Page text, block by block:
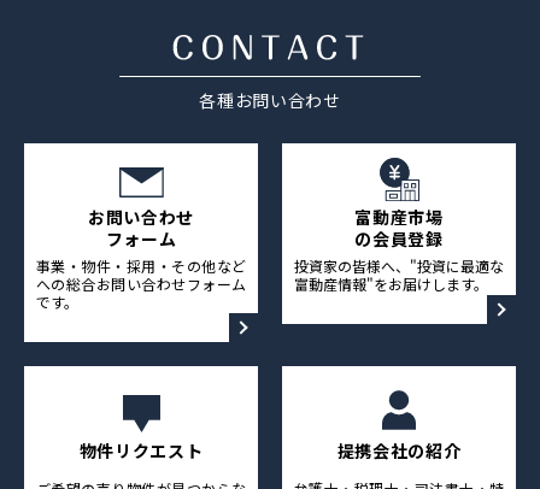
各種お問い合わせ
お問い合わせ
フォーム
事業・物件・採用・その他など
への総合お問い合わせフォーム
です。
富動産市場
の会員登録
投資家の皆様へ、"投資に最適な
富動産情報"をお届けします。
物件リクエスト 提携会社の紹介
ニュース&メディア
プライバシーポリシー